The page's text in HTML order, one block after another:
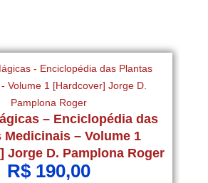
– Enciclopédia das
Medicinais – Volume 1
Jorge D. Pamplona Roger
R$190,00